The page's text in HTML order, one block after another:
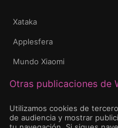
Xataka
Applesfera
Mundo Xiaomi
Otras publicaciones de
Utilizamos cookies de
de audiencia y mostrar